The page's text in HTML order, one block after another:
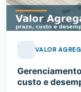
VALOR
custo e